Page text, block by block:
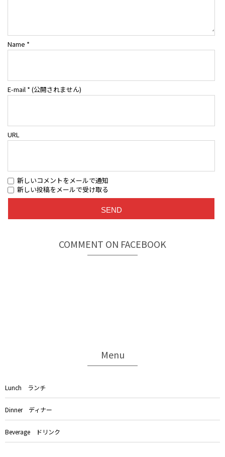
Name *
E-mail * (公開されません)
URL
新しいコメントをメールで通知
新しい投稿をメールで受け取る
COMMENT ON FACEBOOK
Menu
Lunch ランチ
Dinner ディナー
Beverage ドリンク